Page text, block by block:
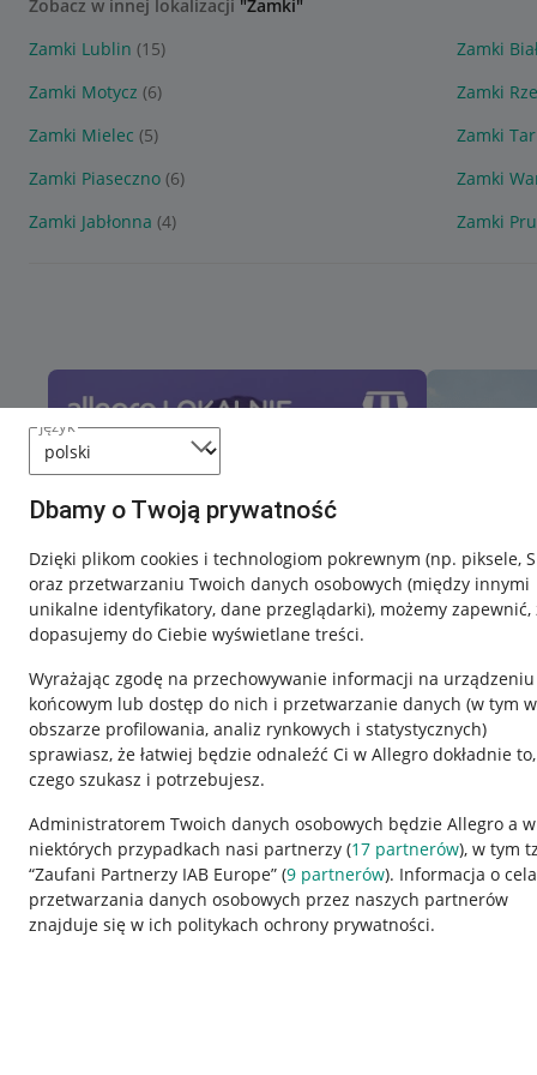
język
Dbamy o Twoją prywatność
Dzięki plikom cookies i technologiom pokrewnym (np. piksele,
oraz przetwarzaniu Twoich danych osobowych (między innymi
unikalne identyfikatory, dane przeglądarki), możemy zapewnić,
dopasujemy do Ciebie wyświetlane treści.
Wyrażając zgodę na przechowywanie informacji na urządzeniu
końcowym lub dostęp do nich i przetwarzanie danych (w tym w
obszarze profilowania, analiz rynkowych i statystycznych)
sprawiasz, że łatwiej będzie odnaleźć Ci w Allegro dokładnie to,
czego szukasz i potrzebujesz.
Administratorem Twoich danych osobowych będzie Allegro a w
niektórych przypadkach nasi partnerzy (17 partnerów), w tym
“Zaufani Partnerzy IAB Europe” (9 partnerów). Informacja o
przetwarzania danych osobowych przez naszych partnerów
znajduje się w ich politykach ochrony prywatności.
Zobacz w innej lokalizacji "Zamki"
Zamki Lublin (15)
Zamki
Zamki Motycz (6)
Zamki
Zamki Mielec (5)
Zamki
Zamki Piaseczno (6)
Zamki
Zamki Jabłonna (4) Zamki
Nawigacja
Przydatne informacje
Jak to działa
Napisz do nas
Allegro Gadane dla sprzedających
Regulamin
Polityka
Ustawienia